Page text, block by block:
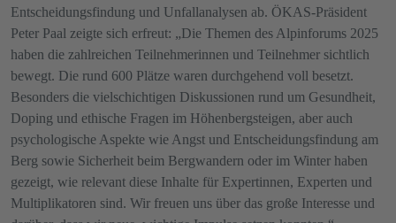
Entscheidungsfindung und Unfallanalysen ab. ÖKAS-Präsident
Peter Paal zeigte sich erfreut: „Die Themen des Alpinforums 2025
haben die zahlreichen Teilnehmerinnen und Teilnehmer sichtlich
bewegt. Die rund 600 Plätze waren durchgehend voll besetzt.
Besonders die vielschichtigen Diskussionen rund um Gesundheit,
Doping und ethische Fragen im Höhenbergsteigen, aber auch
psychologische Aspekte wie Angst und Entscheidungsfindung am
Berg sowie Sicherheit beim Bergwandern oder im Winter haben
gezeigt, wie relevant diese Inhalte für Expertinnen, Experten und
Multiplikatoren sind. Wir freuen uns über das große Interesse und